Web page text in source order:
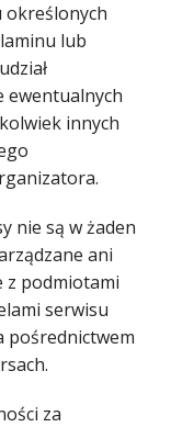
określonych
lub
ewentualnych
innych
nie są w żaden
ani
z podmiotami
serwisu
pośrednictwem
za